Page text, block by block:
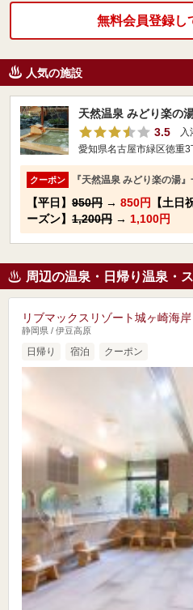
無料会員登録し
人気の施設
天然温泉 みどり楽の
3.5
入
愛知県名古屋市緑区徳重
クーポン 『天然温泉 みどり楽の湯
【平日】 950円 → 850円 【土日
ーズン】 1,200円 → 1,100円
周辺の温泉・日帰り温泉・
リブマックスリゾート城ヶ崎海
静岡県 / 伊豆高原
日帰り 宿泊 クーポン